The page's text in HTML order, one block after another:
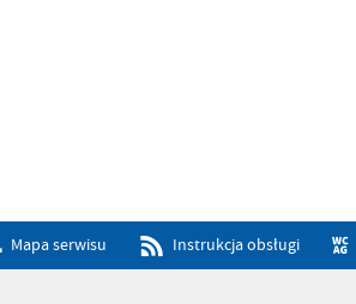
Mapa serwisu Instrukcja obsługi